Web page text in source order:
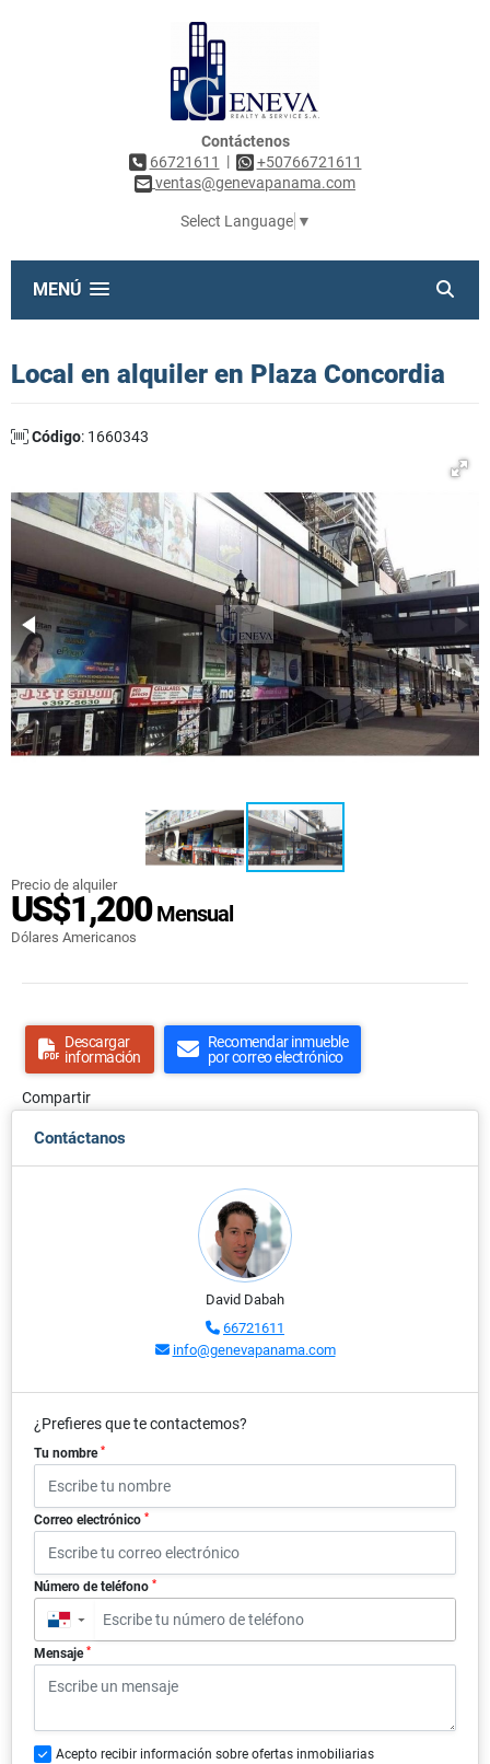
Contáctenos
66721611
|
+50766721611
ventas@genevapanama.com
Select Language ▼
MENÚ
Local en alquiler en Plaza Concordia
Código: 1660343
Precio de alquiler
US$1,200Mensual
Dólares Americanos
Descargar
información
Recomendar inmueble
por correo electrónico
Compartir
Contáctanos
David Dabah
66721611
info@genevapanama.com
¿Prefieres que te contactemos?
Tu nombre *
Correo electrónico *
Número de teléfono *
▼
Mensaje *
Acepto recibir información sobre ofertas inmobiliarias